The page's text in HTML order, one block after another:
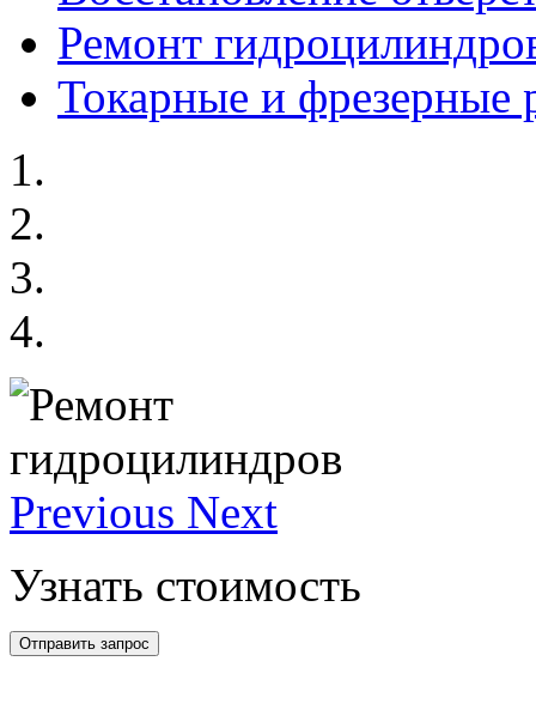
Ремонт
Токарные и фрезерные
Previous Next
Узнать стоимость
Отправить запрос